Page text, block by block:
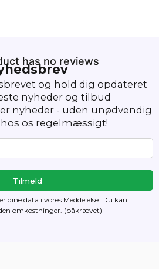
has no reviews
og hold dig opdateret
nyheder og tilbud
nyheder - uden unødvendig
os regelmæssigt!
dine data i vores Meddelelse. Du kan
omkostninger. (påkrævet)